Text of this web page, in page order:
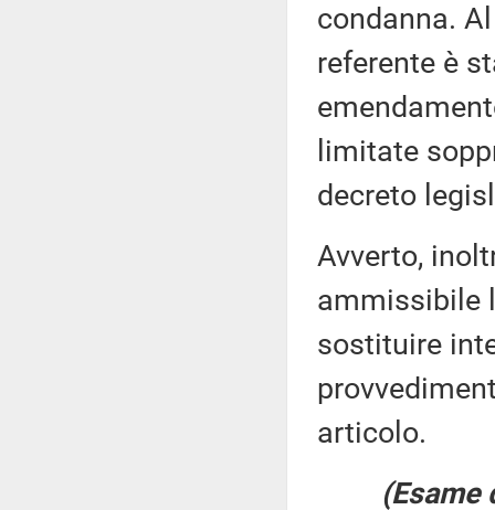
condanna.
referente è
limitate
decreto
Avverto,
ammissibile
sostituire
articolo.